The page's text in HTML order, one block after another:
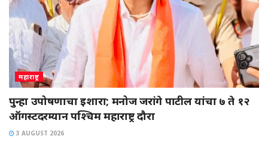
महाराष्ट्र
पुन्हा उपोषणाचा इशारा; मनोज जरांगे पाटील यांचा ७ ते १२
ऑगस्टदरम्यान पश्चिम महाराष्ट्र दौरा
3 AUGUST 2026